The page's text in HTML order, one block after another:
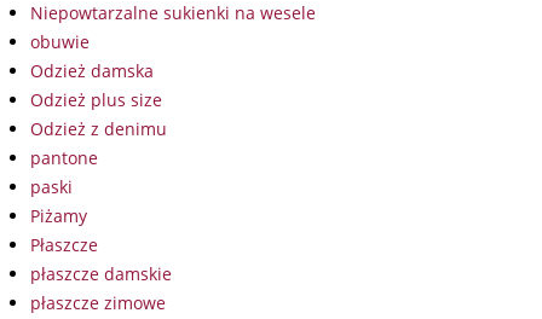
Niepowtarzalne sukienki na wesele
obuwie
Odzież damska
Odzież plus size
Odzież z denimu
pantone
paski
Piżamy
Płaszcze
płaszcze damskie
płaszcze zimowe